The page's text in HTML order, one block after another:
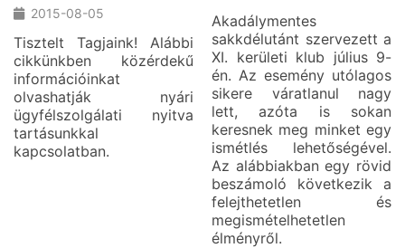
2015-08-05
Tisztelt Tagjaink! Alábbi
cikkünkben közérdekű
információinkat
olvashatják nyári
ügyfélszolgálati nyitva
tartásunkkal
kapcsolatban.
Akadálymentes
sakkdélutánt szervezett a
XI. kerületi klub július 9-
én. Az esemény utólagos
sikere váratlanul nagy
lett, azóta is sokan
keresnek meg minket egy
ismétlés lehetőségével.
Az alábbiakban egy rövid
beszámoló következik a
felejthetetlen és
megismételhetetlen
élményről.